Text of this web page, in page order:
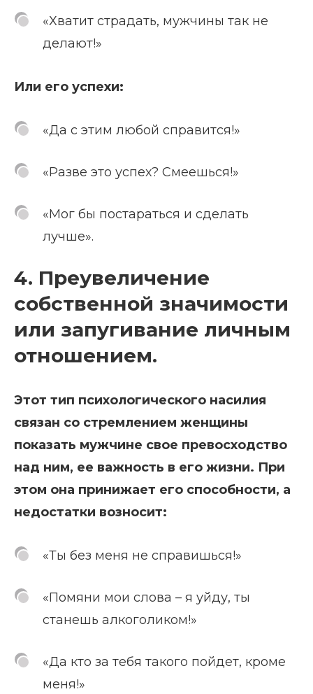
«Хватит страдать, мужчины так не
делают!»
Или его успехи:
«Да с этим любой справится!»
«Разве это успех? Смеешься!»
«Мог бы постараться и сделать
лучше».
4. Преувеличение
собственной значимости
или запугивание личным
отношением.
Этот тип психологического насилия
связан со стремлением женщины
показать мужчине свое превосходство
над ним, ее важность в его жизни. При
этом она принижает его способности, а
недостатки возносит:
«Ты без меня не справишься!»
«Помяни мои слова – я уйду, ты
станешь алкоголиком!»
«Да кто за тебя такого пойдет, кроме
меня!»